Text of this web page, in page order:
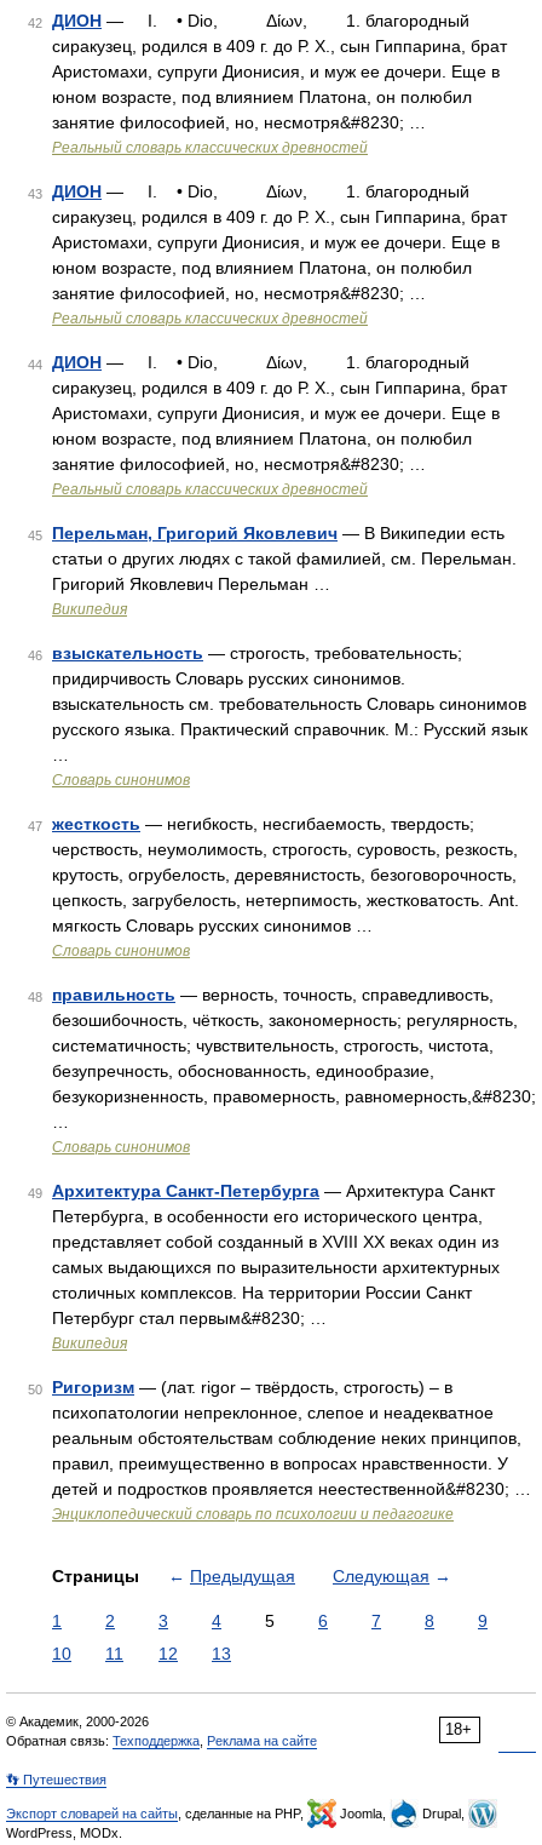
42 ДИОН — I. • Dio, Δίων, 1. благородный
сиракузец, родился в 409 г. до Р. X., сын Гиппарина, брат
Аристомахи, супруги Дионисия, и муж ее дочери. Еще в
юном возрасте, под влиянием Платона, он полюбил
занятие философией, но, несмотря&#8230; …
Реальный словарь классических древностей
43 ДИОН — I. • Dio, Δίων, 1. благородный
сиракузец, родился в 409 г. до Р. X., сын Гиппарина, брат
Аристомахи, супруги Дионисия, и муж ее дочери. Еще в
юном возрасте, под влиянием Платона, он полюбил
занятие философией, но, несмотря&#8230; …
Реальный словарь классических древностей
44 ДИОН — I. • Dio, Δίων, 1. благородный
сиракузец, родился в 409 г. до Р. X., сын Гиппарина, брат
Аристомахи, супруги Дионисия, и муж ее дочери. Еще в
юном возрасте, под влиянием Платона, он полюбил
занятие философией, но, несмотря&#8230; …
Реальный словарь классических древностей
45 Перельман, Григорий Яковлевич — В Википедии есть
статьи о других людях с такой фамилией, см. Перельман.
Григорий Яковлевич Перельман …
Википедия
46 взыскательность — строгость, требовательность;
придирчивость Словарь русских синонимов.
взыскательность см. требовательность Словарь синонимов
русского языка. Практический справочник. М.: Русский язык
Словарь синонимов
47 жесткость — негибкость, несгибаемость, твердость;
черствость, неумолимость, строгость, суровость, резкость,
крутость, огрубелость, деревянистость, безоговорочность,
цепкость, загрубелость, нетерпимость, жестковатость. Ant.
мягкость Словарь русских синонимов …
Словарь синонимов
48 правильность — верность, точность, справедливость,
безошибочность, чёткость, закономерность; регулярность,
систематичность; чувствительность, строгость, чистота,
безупречность, обоснованность, единообразие,
безукоризненность, правомерность, равномерность,&#8230;
Словарь синонимов
49 Архитектура Санкт-Петербурга — Архитектура Санкт
Петербурга, в особенности его исторического центра,
представляет собой созданный в XVIII XX веках один из
самых выдающихся по выразительности архитектурных
столичных комплексов. На территории России Санкт
Петербург стал первым&#8230; …
Википедия
50 Ригоризм — (лат. rigor – твёрдость, строгость) – в
психопатологии непреклонное, слепое и неадекватное
реальным обстоятельствам соблюдение неких принципов,
правил, преимущественно в вопросах нравственности. У
детей и подростков проявляется неестественной&#8230; …
Энциклопедический словарь по психологии и педагогике
Страницы ← Предыдущая Следующая →
1 2 3 4 5 6 7 8
9
10
11 12 13
18+
© Академик, 2000-2026
Обратная связь: Техподдержка Реклама на сайте
👣 Путешествия
Экспорт словарей на сайты , сделанные на PHP, Joomla,
Drupal,
WordPress, MODx.